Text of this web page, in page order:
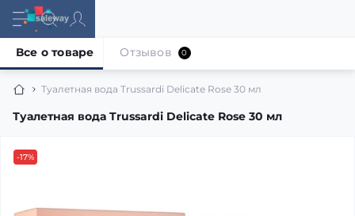
Туалетная вода Trussardi Delicate Rose 30 мл
Туалетная вода Trussardi Delicate Rose 30 мл
Все о товаре Отзывов 0
-17%